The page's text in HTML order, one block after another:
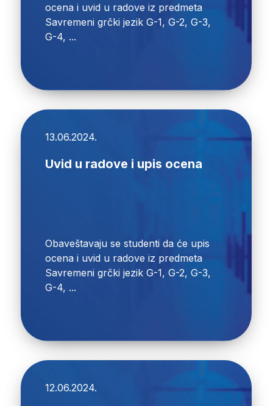
ocena i uvid u radove iz predmeta
Savremeni grčki jezik G-1, G-2, G-3,
G-4, ...
13.06.2024.
Uvid u radove i upis ocena
Obaveštavaju se studenti da će upis
ocena i uvid u radove iz predmeta
Savremeni grčki jezik G-1, G-2, G-3,
G-4, ...
12.06.2024.